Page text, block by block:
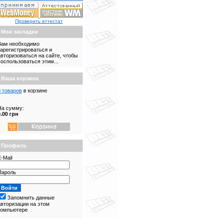
Проверить аттестат
Мои закладки
необходимо
и
на сайте, чтобы
этим...
Ваша корзина
товаров в корзине
сумму:
грн
Профиль
Mail
Запомнить данные
на этом